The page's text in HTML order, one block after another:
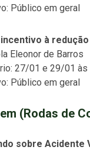
Público em geral
incentivo à
Eleonor de Barros
27/01 e 29/01 às
Público em geral
(Rodas de
sobre Acidente